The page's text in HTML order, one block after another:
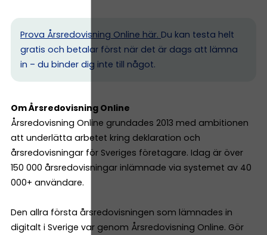
Prova Årsredovisning Online här. Du kan testa helt
gratis och betalar först när det är dags att lämna
in – du binder dig inte till något.
Om Årsredovisning Online
Årsredovisning Online grundades 2013 med ambitionen
att underlätta arbetet kring deklaration och
årsredovisningar för Sveriges företagare. Idag är över
150 000 årsredovisningar inlämnade via systemet av 40
000+ användare.
Den allra första årsredovisningen som lämnades in
digitalt i Sverige var genom Årsredovisning Online. Gör